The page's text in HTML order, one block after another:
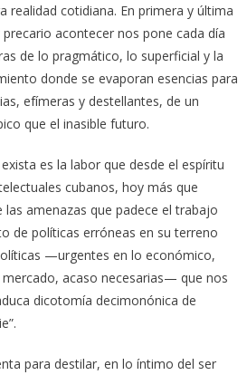
realidad cotidiana. En primera y última
acontecer nos pone cada día
de lo pragmático, lo superficial y la
donde se evaporan esencias para
efímeras y destellantes, de un
que el inasible futuro.
es la labor que desde el espíritu
cubanos, hoy más que
las amenazas que padece el trabajo
de políticas erróneas en su terreno
—urgentes en lo económico,
acaso necesarias— que nos
dicotomía decimonónica de
para destilar, en lo íntimo del ser